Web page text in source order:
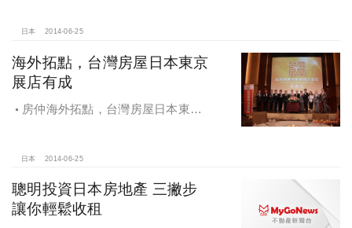
日本 2014-06-25
海外拓點，台灣房屋日本東京
展店有成
房仲海外拓點，台灣房屋日本東京
日本 2014-06-25
聰明投資日本房地產 三撇步
讓你輕鬆收租